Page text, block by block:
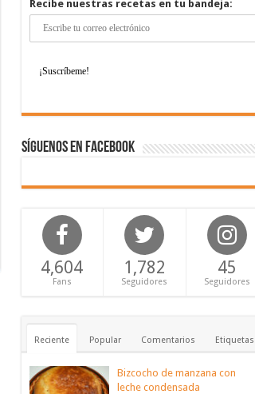
Recibe nuestras recetas en tu bandeja:
Síguenos en Facebook
4,604
Fans
1,782
Seguidores
45
Seguidores
Reciente Popular Comentarios Etiquetas
Bizcocho de manzana con
leche condensada